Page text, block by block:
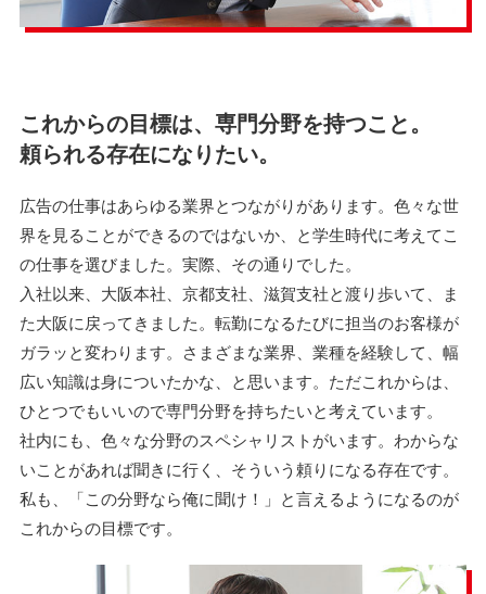
これからの目標は、専門分野を持つこと。
頼られる存在になりたい。
広告の仕事はあらゆる業界とつながりがあります。色々な世
界を見ることができるのではないか、と学生時代に考えてこ
の仕事を選びました。実際、その通りでした。
入社以来、大阪本社、京都支社、滋賀支社と渡り歩いて、ま
た大阪に戻ってきました。転勤になるたびに担当のお客様が
ガラッと変わります。さまざまな業界、業種を経験して、幅
広い知識は身についたかな、と思います。ただこれからは、
ひとつでもいいので専門分野を持ちたいと考えています。
社内にも、色々な分野のスペシャリストがいます。わからな
いことがあれば聞きに行く、そういう頼りになる存在です。
私も、「この分野なら俺に聞け！」と言えるようになるのが
これからの目標です。